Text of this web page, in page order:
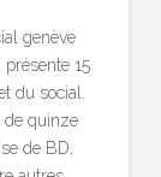
genève
15
du social.
de quinze
de BD,